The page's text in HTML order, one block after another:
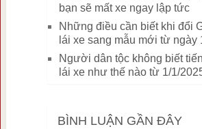
bạn sẽ mất xe ngay lập tức
Những điều cần biết khi đổi
lái xe sang mẫu mới từ ngày
Người dân tộc không biết
lái xe như thế nào từ 1/1/
BÌNH LUẬN GẦN ĐÂY